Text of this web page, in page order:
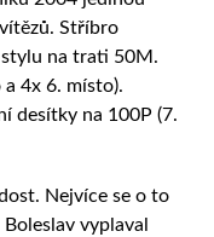
Stříbro
na trati 50M.
4x 6. místo).
desítky na 100P (7.
Nejvíce se o to
vyplaval